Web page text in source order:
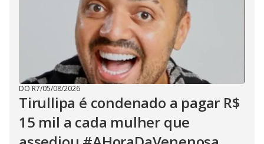
DO R7/05/08/2026
Tirullipa é condenado a pagar R$
15 mil a cada mulher que